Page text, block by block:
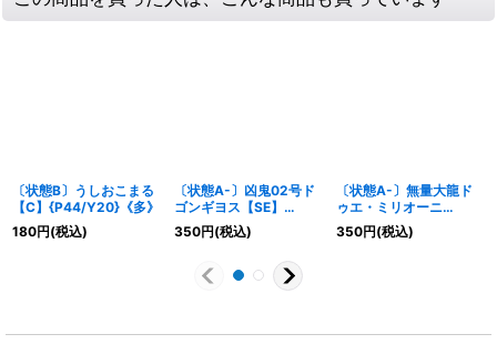
〔状態B〕うしおこまる
【C】{P44/Y20}《多》
180円(税込)
〔状態A-〕凶鬼02号ド
ゴンギヨス【SE】
{RP08S6秘/S10}《闇》
350円(税込)
〔状態A-〕無量大龍ド
ゥエ・ミリオーニ
【SR】{RP15S8/S11}
《多》
350円(税込)